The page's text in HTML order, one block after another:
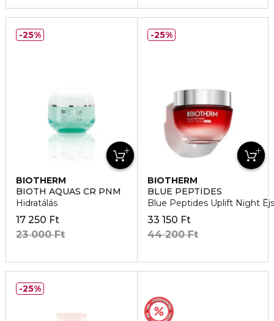
BIOTHERM
BIOTH AQUAS CR PNM
Hidratálás
17 250 Ft
23 000 Ft
25%
BIOTHERM
BLUE PEPTIDES
Blue Peptides Uplift Night
33 150 Ft
44 200 Ft
25%
25%